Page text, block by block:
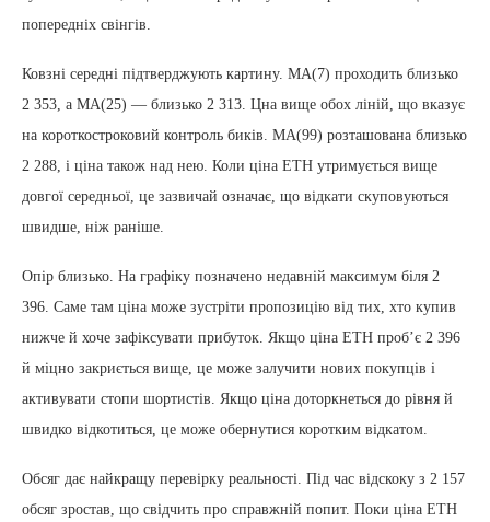
попередніх свінгів.
Ковзні середні підтверджують картину. MA(7) проходить близько
2 353, а MA(25) — близько 2 313. Цна вище обох ліній, що вказує
на короткостроковий контроль биків. MA(99) розташована близько
2 288, і ціна також над нею. Коли ціна ETH утримується вище
довгої середньої, це зазвичай означає, що відкати скуповуються
швидше, ніж раніше.
Опір близько. На графіку позначено недавній максимум біля 2
396. Саме там ціна може зустріти пропозицію від тих, хто купив
нижче й хоче зафіксувати прибуток. Якщо ціна ETH проб’є 2 396
й міцно закриється вище, це може залучити нових покупців і
активувати стопи шортистів. Якщо ціна доторкнеться до рівня й
швидко відкотиться, це може обернутися коротким відкатом.
Обсяг дає найкращу перевірку реальності. Під час відскоку з 2 157
обсяг зростав, що свідчить про справжній попит. Поки ціна ETH